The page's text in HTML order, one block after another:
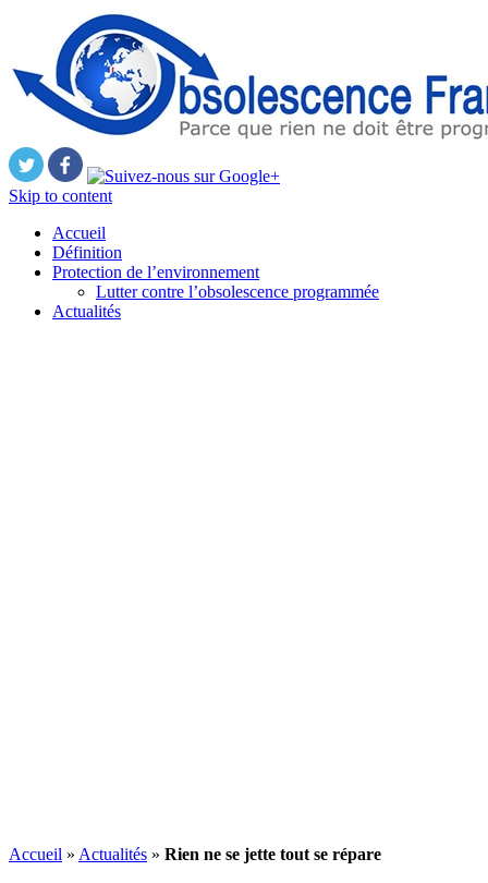
Skip to content
Accueil
Définition
Protection de l’environnement
Lutter contre l’obsolescence programmée
Actualités
Accueil » Actualités » Rien ne se jette tout se répare